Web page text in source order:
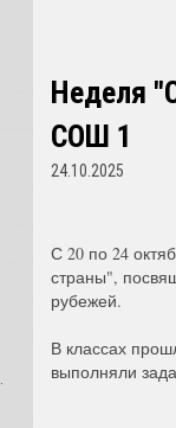
Неделя
СОШ 1
24.10.2025
С 20 по 24
страны",
рубежей.
В классах
выполняли